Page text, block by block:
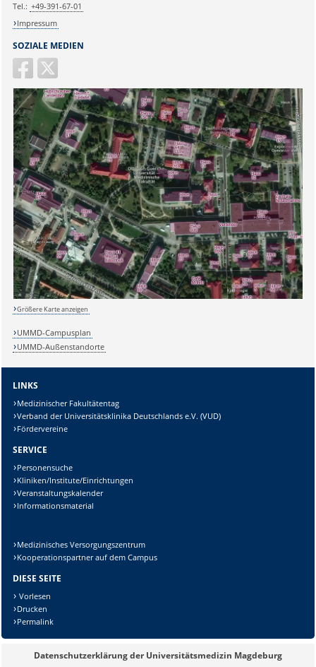
Lösung:
SOZIALE MEDIEN
Tel.: +49-391-67-01
Impressum
Größere Karte anzeigen
UMMD-Campusplan
UMMD-Außenstandorte
LINKS
Medizinischer Fakultätentag
Verband der Universitätsklinika Deutschlands e.V. (VUD)
Fördervereine
SERVICE
Personensuche
Kliniken/Institute/Einrichtungen
Veranstaltungskalender
Informationsmaterial
Medizinisches Versorgungszentrum
Kooperationspartner auf dem Campus
DIESE SEITE
Vorlesen
Drucken
Permalink
Datenschutzerklärung der Universitätsmedizin Magdeburg